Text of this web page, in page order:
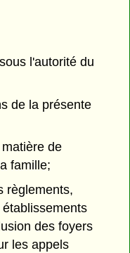
l'autorité du
de la présente
de
famille;
règlements,
des foyers
les appels